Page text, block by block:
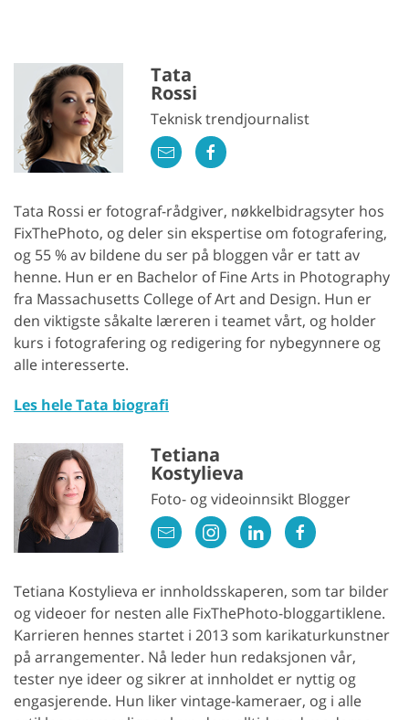
Tata
Rossi
Teknisk trendjournalist
Tata Rossi er fotograf-rådgiver, nøkkelbidragsyter hos
FixThePhoto, og deler sin ekspertise om fotografering,
og 55 % av bildene du ser på bloggen vår er tatt av
henne. Hun er en Bachelor of Fine Arts in Photography
fra Massachusetts College of Art and Design. Hun er
den viktigste såkalte læreren i teamet vårt, og holder
kurs i fotografering og redigering for nybegynnere og
alle interesserte.
Les hele Tata biografi
Tetiana
Kostylieva
Foto- og videoinnsikt Blogger
Tetiana Kostylieva er innholdsskaperen, som tar bilder
og videoer for nesten alle FixThePhoto-bloggartiklene.
Karrieren hennes startet i 2013 som karikaturkunstner
på arrangementer. Nå leder hun redaksjonen vår,
tester nye ideer og sikrer at innholdet er nyttig og
engasjerende. Hun liker vintage-kameraer, og i alle